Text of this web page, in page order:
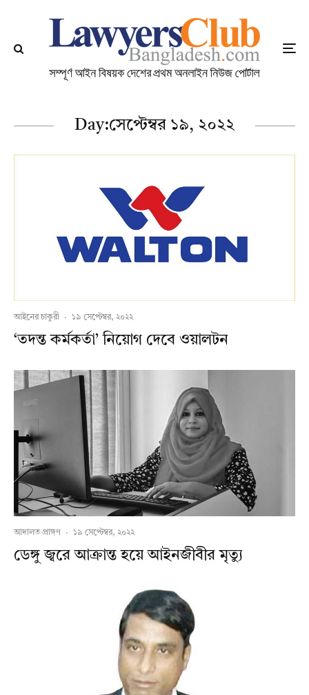
Day:সেপ্টেম্বর ১৯, ২০২২
আইনের চাকুরী · ১৯ সেপ্টেম্বর, ২০২২
‘তদন্ত কর্মকর্তা’ নিয়োগ দেবে ওয়ালটন
আদালত প্রাঙ্গণ · ১৯ সেপ্টেম্বর, ২০২২
ডেঙ্গু জ্বরে আক্রান্ত হয়ে আইনজীবীর মৃত্যু